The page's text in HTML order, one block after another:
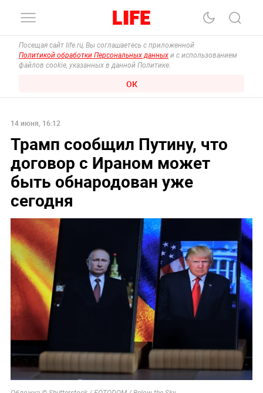
Посещая сайт life.ru, Вы соглашаетесь с приложенной
Политикой обработки Персональных данных и с использованием
файлов cookie, указанных в данной Политике.
ОК
14 июня, 16:12
Трамп сообщил Путину, что
договор с Ираном может
быть обнародован уже
сегодня